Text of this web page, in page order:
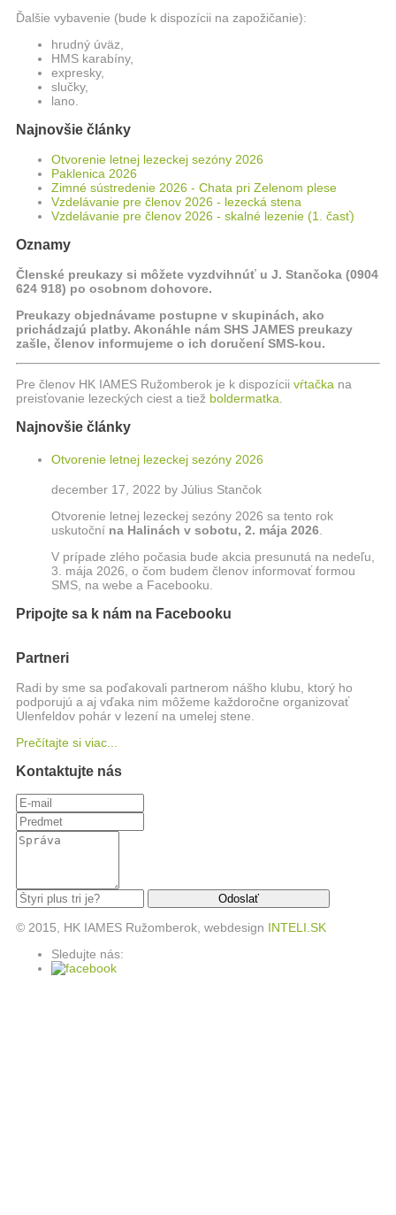
Ďalšie vybavenie (bude k dispozícii na zapožičanie):
hrudný úväz,
HMS karabíny,
expresky,
slučky,
lano.
Najnovšie články
Otvorenie letnej lezeckej sezóny 2026
Paklenica 2026
Zimné sústredenie 2026 - Chata pri Zelenom plese
Vzdelávanie pre členov 2026 - lezecká stena
Vzdelávanie pre členov 2026 - skalné lezenie (1. časť)
Oznamy
Členské preukazy si môžete vyzdvihnúť u J. Stančoka (0904
624 918) po osobnom dohovore.
Preukazy objednávame postupne v skupinách, ako
prichádzajú platby. Akonáhle nám SHS JAMES preukazy
zašle, členov informujeme o ich doručení SMS-kou.
Pre členov HK IAMES Ružomberok je k dispozícii vŕtačka na
preisťovanie lezeckých ciest a tiež boldermatka
Najnovšie články
Otvorenie letnej lezeckej sezóny 2026
december 17, 2022 by Július Stančok
Otvorenie letnej lezeckej sezóny 2026 sa tento rok
uskutoční na Halinách v sobotu, 2. mája 2026.
V prípade zlého počasia bude akcia presunutá na nedeľu,
3. mája 2026, o čom budem členov informovať formou
SMS, na webe a Facebooku.
Pripojte sa k nám na Facebooku
Partneri
Radi by sme sa poďakovali partnerom nášho klubu, ktorý ho
podporujú a aj vďaka nim môžeme každoročne organizovať
Ulenfeldov pohár v lezení na umelej stene.
Prečítajte si viac...
Kontaktujte nás
© 2015, HK IAMES Ružomberok, webdesign INTELI.SK
Sledujte nás: